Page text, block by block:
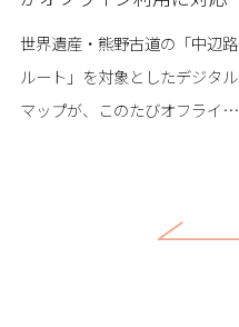
世界遺産・熊野古道の「中辺路
ルート」を対象としたデジタル
マップが、このたびオフライン
は電波が届きにくい区間...